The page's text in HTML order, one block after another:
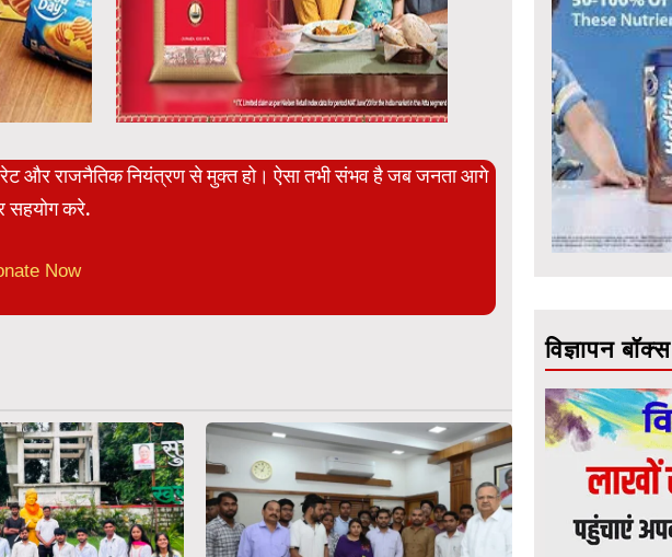
और राजनैतिक नियंत्रण से मुक्त हो। ऐसा तभी संभव है जब जनता आगे
करे.
Now
विज्ञापन बॉक्स